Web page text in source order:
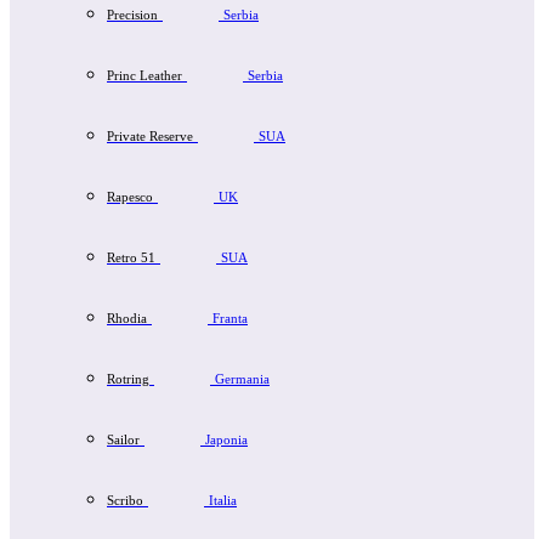
Precision Serbia
Princ Leather Serbia
Private Reserve SUA
Rapesco UK
Retro 51 SUA
Rhodia Franta
Rotring Germania
Sailor Japonia
Scribo Italia